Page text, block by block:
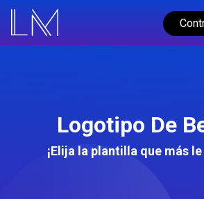
Logotipo De
¡Elija la plantilla que más